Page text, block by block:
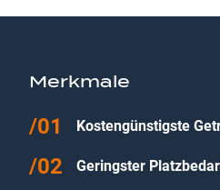
Merkmale
Kostengünstigste
Geringster